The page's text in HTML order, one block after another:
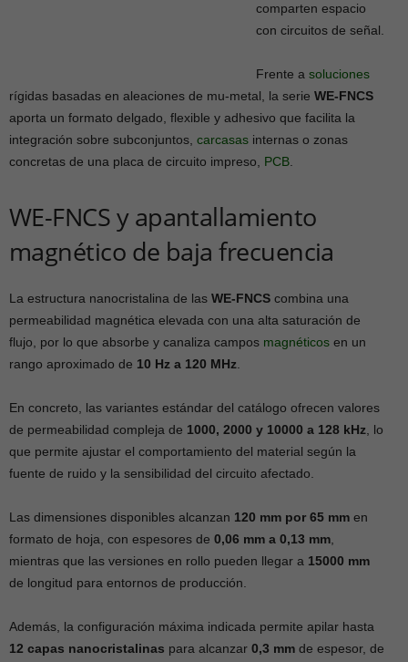
comparten espacio
con circuitos de señal.
Frente a soluciones
rígidas basadas en aleaciones de mu-metal, la serie WE-FNCS
aporta un formato delgado, flexible y adhesivo que facilita la
integración sobre subconjuntos, carcasas internas o zonas
concretas de una placa de circuito impreso, PCB
WE-FNCS y apantallamiento
magnético de baja frecuencia
La estructura nanocristalina de las WE-FNCS combina una
permeabilidad magnética elevada con una alta saturación de
flujo, por lo que absorbe y canaliza campos magnéticos en un
rango aproximado de 10 Hz a 120 MHz
En concreto, las variantes estándar del catálogo ofrecen valores
de permeabilidad compleja de 1000, 2000 y 10000 a 128 kHz , lo
que permite ajustar el comportamiento del material según la
fuente de ruido y la sensibilidad del circuito afectado.
Las dimensiones disponibles alcanzan 120 mm por 65 mm en
formato de hoja, con espesores de 0,06 mm a 0,13 mm
mientras que las versiones en rollo pueden llegar a 15000 mm
de longitud para entornos de producción.
Además, la configuración máxima indicada permite apilar hasta
12 capas nanocristalinas para alcanzar 0,3 mm de espesor, de